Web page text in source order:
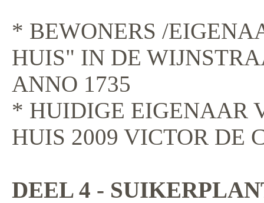
* BEWONERS /
HUIS" IN DE
ANNO 1735
* HUIDIGE EIGENAAR
HUIS 2009 VICTOR DE
DEEL 4 -